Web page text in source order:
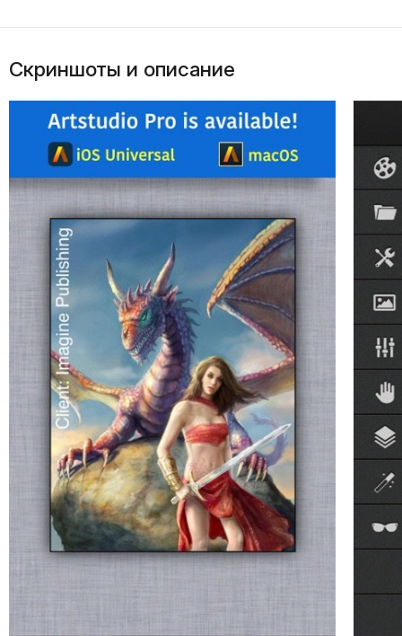
Скриншоты и описание